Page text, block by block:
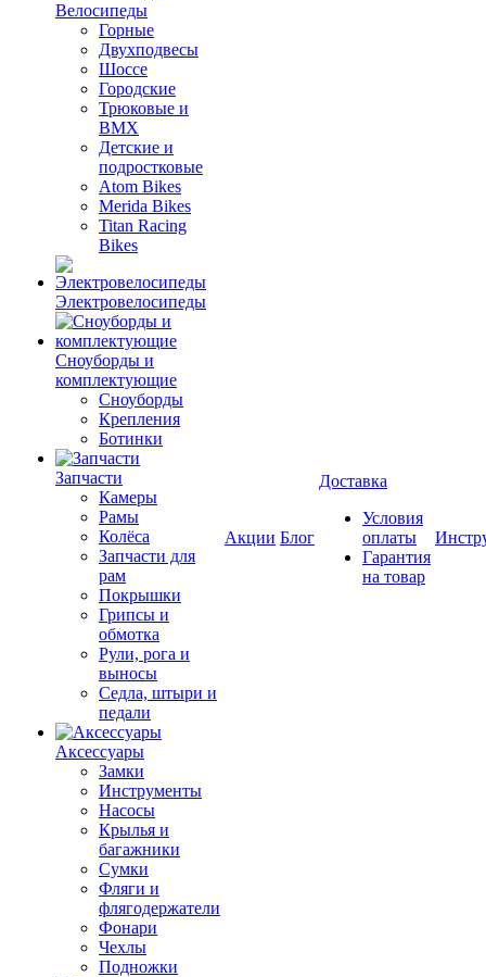
Велосипеды
Горные
Двухподвесы
Шоссе
Городские
Трюковые и
BMX
Детские и
подростковые
Atom Bikes
Merida Bikes
Titan Racing
Bikes
Электровелосипеды
Cноуборды и
комплектующие
Сноуборды
Крепления
Ботинки
Запчасти
Камеры
Рамы
Колёса
Запчасти для
рам
Покрышки
Грипсы и
обмотка
Рули, рога и
выносы
Седла, штыри и
педали
Аксессуары
Замки
Инструменты
Насосы
Крылья и
багажники
Сумки
Фляги и
флягодержатели
Фонари
Чехлы
Подножки
Акции Блог
Доставка
Условия
оплаты
Гарантия
на товар